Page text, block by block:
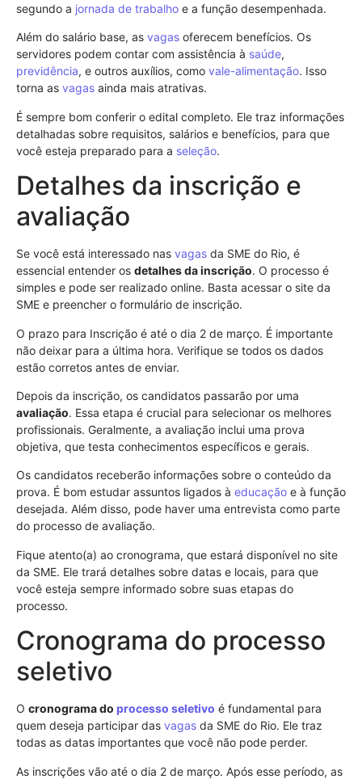
segundo a jornada de trabalho e a função desempenhada.
Além do salário base, as vagas oferecem benefícios. Os
servidores podem contar com assistência à saúde,
previdência, e outros auxílios, como vale-alimentação. Isso
torna as vagas ainda mais atrativas.
É sempre bom conferir o edital completo. Ele traz informações
detalhadas sobre requisitos, salários e benefícios, para que
você esteja preparado para a seleção.
Detalhes da inscrição e
avaliação
Se você está interessado nas vagas da SME do Rio, é
essencial entender os detalhes da inscrição. O processo é
simples e pode ser realizado online. Basta acessar o site da
SME e preencher o formulário de inscrição.
O prazo para Inscrição é até o dia 2 de março. É importante
não deixar para a última hora. Verifique se todos os dados
estão corretos antes de enviar.
Depois da inscrição, os candidatos passarão por uma
avaliação. Essa etapa é crucial para selecionar os melhores
profissionais. Geralmente, a avaliação inclui uma prova
objetiva, que testa conhecimentos específicos e gerais.
Os candidatos receberão informações sobre o conteúdo da
prova. É bom estudar assuntos ligados à educação e à função
desejada. Além disso, pode haver uma entrevista como parte
do processo de avaliação.
Fique atento(a) ao cronograma, que estará disponível no site
da SME. Ele trará detalhes sobre datas e locais, para que
você esteja sempre informado sobre suas etapas do
processo.
Cronograma do processo
seletivo
O cronograma do processo seletivo é fundamental para
quem deseja participar das vagas da SME do Rio. Ele traz
todas as datas importantes que você não pode perder.
As inscrições vão até o dia 2 de março. Após esse período, as